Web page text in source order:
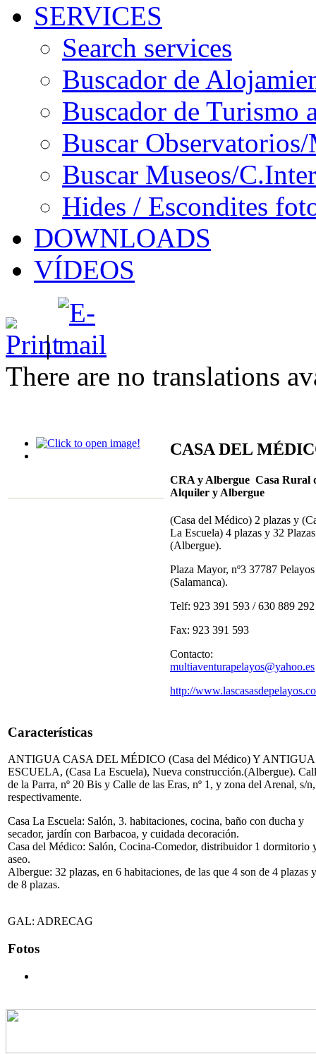
SERVICES
Search services
Buscador de
Buscador de Turismo
Buscar
Buscar Museos/
Hides / Escondites
DOWNLOADS
VÍDEOS
|
There are no translations
CASA DEL
CRA y Albergue Casa Rural
Alquiler y Albergue
(Casa del Médico) 2 plazas y
La Escuela) 4 plazas y 32 Plazas
(Albergue).
Plaza Mayor, nº3 37787 Pelayos
(Salamanca).
Telf: 923 391 593 / 630 889 292
Fax: 923 391 593
Contacto:
multiaventurapelayos@yahoo.es
http://
Características
ANTIGUA CASA DEL MÉDICO (Casa del Médico) Y ANTIGUA
ESCUELA, (Casa La Escuela), Nueva construcción.(Albergue).
de la Parra, nº 20 Bis y Calle de las Eras, nº 1, y zona del Arenal, s/n,
respectivamente.
Casa La Escuela: Salón, 3. habitaciones, cocina, baño con ducha y
secador, jardín con Barbacoa, y cuidada decoración.
Casa del Médico: Salón, Cocina-Comedor, distribuidor 1 dormitorio
aseo.
Albergue: 32 plazas, en 6 habitaciones, de las que 4 son de 4 plazas
de 8 plazas.
GAL: ADRECAG
Fotos